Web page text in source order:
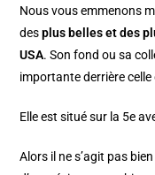
Nous vous emmenons
desplus belles et des
USA. Son fond ou sa
importante derrière celle
Elle est situé sur la 5e
Alors il ne s’agit pas